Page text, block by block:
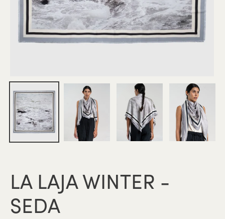
LA LAJA WINTER -
SEDA